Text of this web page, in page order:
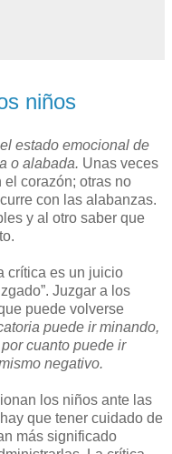
niños
estado emocional de
o alabada. Unas veces
el corazón; otras no
con las alabanzas.
y al otro saber que
crítica es un juicio
Juzgar a los
puede volverse
puede ir minando,
cuanto puede ir
negativo.
los niños ante las
que tener cuidado de
más significado